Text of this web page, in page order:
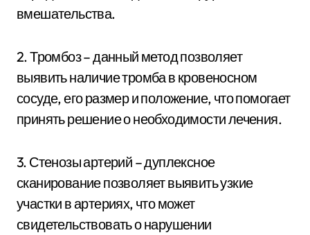
вмешательства.
2. Тромбоз – данный метод позволяет
выявить наличие тромба в кровеносном
сосуде, его размер и положение, что помогает
принять решение о необходимости лечения.
3. Стенозы артерий – дуплексное
сканирование позволяет выявить узкие
участки в артериях, что может
свидетельствовать о нарушении